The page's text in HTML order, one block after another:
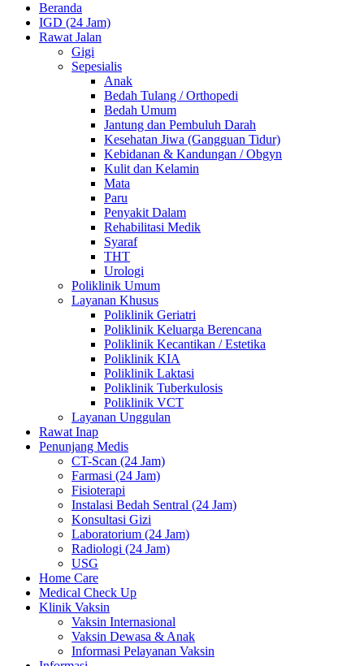
Beranda
IGD (24 Jam)
Rawat Jalan
Gigi
Sepesialis
Anak
Bedah Tulang / Orthopedi
Bedah Umum
Jantung dan Pembuluh Darah
Kesehatan Jiwa (Gangguan Tidur)
Kebidanan & Kandungan / Obgyn
Kulit dan Kelamin
Mata
Paru
Penyakit Dalam
Rehabilitasi Medik
Syaraf
THT
Urologi
Poliklinik Umum
Layanan Khusus
Poliklinik Geriatri
Poliklinik Keluarga Berencana
Poliklinik Kecantikan / Estetika
Poliklinik KIA
Poliklinik Laktasi
Poliklinik Tuberkulosis
Poliklinik VCT
Layanan Unggulan
Rawat Inap
Penunjang Medis
CT-Scan (24 Jam)
Farmasi (24 Jam)
Fisioterapi
Instalasi Bedah Sentral (24 Jam)
Konsultasi Gizi
Laboratorium (24 Jam)
Radiologi (24 Jam)
USG
Home Care
Medical Check Up
Klinik Vaksin
Vaksin Internasional
Vaksin Dewasa & Anak
Informasi Pelayanan Vaksin